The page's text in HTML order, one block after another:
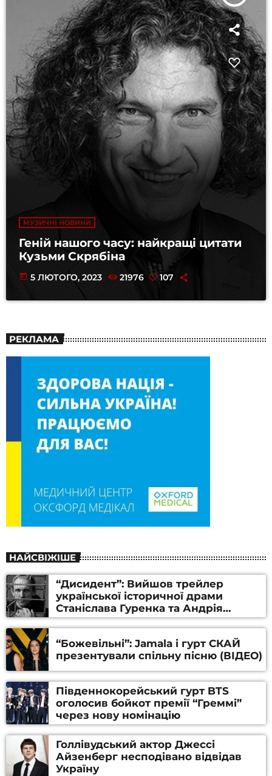
МУЗИЧНІ НОВИНИ
Геній нашого часу: найкращі цитати
Кузьми Скрябіна
today 5 ЛЮТОГО, 2023 21976 107
РЕКЛАМА
НАЙСВІЖІШЕ
“Дисидент”: Вийшов трейлер
української історичної драми
Станіслава Гуренка та Андрія
Алфьорова (ВІДЕО)
“Божевільні”: Jamala і гурт СКАЙ
презентували спільну пісню (ВІДЕО)
Південнокорейський гурт BTS
оголосив бойкот премії “Греммі”
через нову номінацію
Голлівудський актор Джессі
Айзенберг несподівано відвідав
Україну